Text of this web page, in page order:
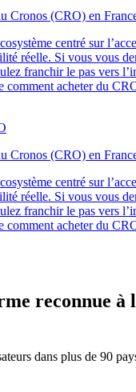
Cronos (CRO) en
centré sur
réelle. Si vous vous
franchir le pas vers
comment acheter du
Cronos (CRO) en
centré sur
réelle. Si vous vous
franchir le pas vers
comment acheter du
reconnue à
dans plus de 90